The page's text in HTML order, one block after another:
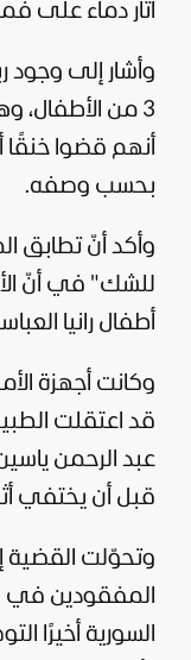
آثار دماء على
وأشار إلى وجود
3 من الأطفال،
أنهم قضوا
بحسب وصفه.
وأكد أنّ تطابق
للشك" في أنّ
أطفال رانيا
وكانت أجهزة
قد اعتقلت
قبل أن يختفي
وتحوّلت القضية
المفقودين في
السورية أخيرًا